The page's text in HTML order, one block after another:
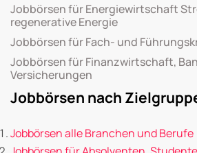
Jobbörsen für Energiewirtschaft
regenerative Energie
Jobbörsen für Fach- und
Jobbörsen für Finanzwirtschaft,
Versicherungen
Jobbörsen nach
Jobbörsen alle Branchen und Berufe